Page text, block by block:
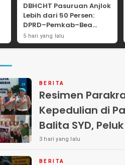
DBHCHT Pasuruan Anjlok
Lebih dari 50 Persen:
DPRD–Pemkab–Bea
Cukai Perkuat Perang
Melawan Peredaran
5 hari yang lalu
BERITA
Resimen
Kepedulian di
Balita SYD,
Terlantar
3 hari yang lalu
BERITA